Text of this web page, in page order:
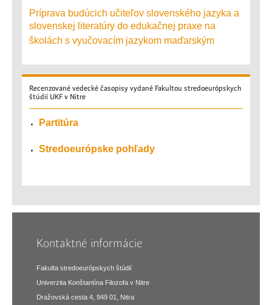
Príprava budúcich učiteľov slovenského jazyka a
slovenskej literatúry do edukačnej praxe na
školách s vyučovacím jazykom maďarským
Recenzované vedecké časopisy vydané Fakultou stredoeurópskych
štúdií UKF v Nitre
Partitúra
Stredoeurópske pohľady
Kontaktné informácie
Fakulta stredoeurópskych štúdií
Univerzita Konštantína Filozofa v Nitre
Dražovská cesta 4, 949 01, Nitra